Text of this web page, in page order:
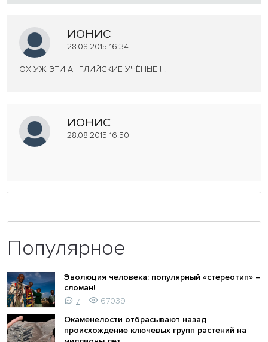
ИОНИС
28.08.2015 16:34
ОХ УЖ ЭТИ АНГЛИЙСКИЕ УЧЁНЫЕ ! !
ИОНИС
28.08.2015 16:50
Популярное
Эволюция человека: популярный «стереотип» –
сломан!
7
67039
Окаменелости отбрасывают назад
происхождение ключевых групп растений на